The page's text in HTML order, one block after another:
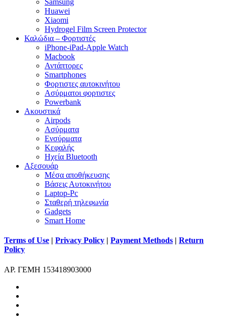
Samsung
Huawei
Xiaomi
Hydrogel Film Screen Protector
Καλώδια – Φορτιστές
iPhone-iPad-Apple Watch
Macbook
Αντάπτορες
Smartphones
Φορτιστες αυτοκινήτου
Ασύρματοι φορτιστες
Powerbank
Ακουστικά
Airpods
Ασύρματα
Ενσύρματα
Κεφαλής
Ηχεία Bluetooth
Αξεσουάρ
Μέσα αποθήκευσης
Βάσεις Αυτοκινήτου
Laptop-Pc
Σταθερή τηλεφωνία
Gadgets
Smart Home
Terms of Use | Privacy Policy | Payment Methods | Return
Policy
ΑΡ. ΓΕΜΗ 153418903000